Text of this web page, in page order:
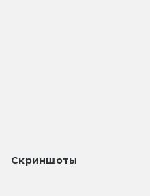
Скриншоты